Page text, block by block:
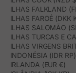
ILHAS FALKLAND
ILHAS FAROÉ (DKK
ILHAS SALOMÃO
ILHAS TURCAS E
ILHAS VIRGENS
INDONÉSIA (IDR RP)
IRLANDA (EUR €)